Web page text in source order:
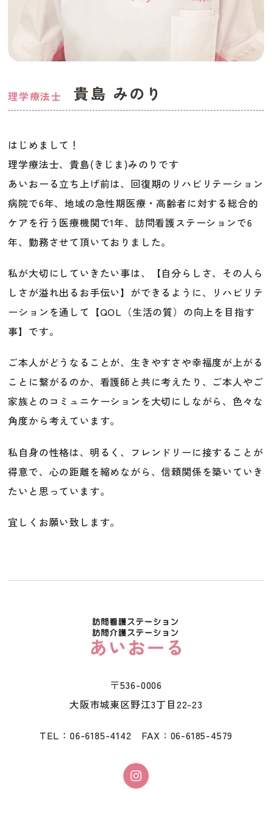
理学療法士 貴島 みのり
はじめまして！
理学療法士、貴島(きじま)みのりです
あいおーる立ち上げ前は、回復期のリハビリテーション
病院で6年、地域の急性期医療・高齢者に対する総合的
ケアを行う医療機関で1年、訪問看護ステーションで6
年、勤務させて頂いておりました。
私が大切にしていきたい事は、【自分らしさ、その人ら
しさが溢れ出るお手伝い】ができるように、リハビリテ
ーションを通して【QOL（生活の質） の向上を目指す
事】です。
ご本人がどうなることが、生きやすさや幸福度が上がる
ことに繋がるのか、看護師と共に考えたり、ご本人やご
家族とのコミュニケーションを大切にしながら、色々な
角度から考えています。
私自身の性格は、明るく、フレンドリーに接することが
得意で、心の距離を縮めながら、信頼関係を築いていき
たいと思っています。
宜しくお願い致します。
〒536-0006
大阪市城東区野江3丁目22-23
TEL：06-6185-4142 FAX：06-6185-4579